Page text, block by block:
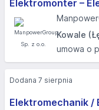
Elektromonter –
Kowale
umowa o
Elektromechanik /
Dodana 7 sierpnia